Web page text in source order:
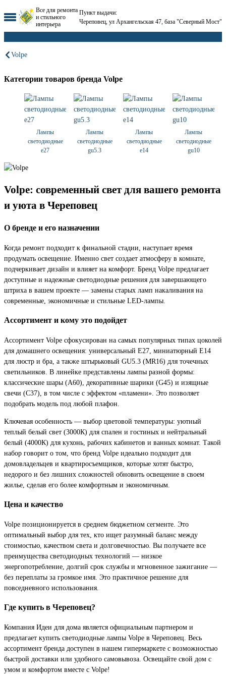
Все для ремонта
и стильного
интерьера
Пункт выдачи:
Череповец, ул Архангельская 47, база "Северный Мост"
Volpe
Категории товаров бренда Volpe
Лампы
светодиодные
е27
Лампы
светодиодные
gu5.3
Лампы
светодиодные
е14
Лампы
светодиодные
gu10
Volpe: современный свет для вашего ремонта
и уюта в Череповец
О бренде и его назначении
Когда ремонт подходит к финальной стадии, наступает время
продумать освещение. Именно свет создает атмосферу в комнате,
подчеркивает дизайн и влияет на комфорт. Бренд Volpe предлагает
доступные и надежные светодиодные решения для завершающего
штриха в вашем проекте — замены старых ламп накаливания на
современные, экономичные и стильные LED-лампы.
Ассортимент и кому это подойдет
Ассортимент Volpe сфокусирован на самых популярных типах цоколей
для домашнего освещения: универсальный E27, миниатюрный E14
для люстр и бра, а также штырьковый GU5.3 (MR16) для точечных
светильников. В линейке представлены лампы разной формы:
классические шары (A60), декоративные шарики (G45) и изящные
свечи (C37), в том числе с эффектом «пламени». Это позволяет
подобрать модель под любой плафон.
Ключевая особенность — выбор цветовой температуры: уютный
теплый белый свет (3000К) для спален и гостиных и нейтральный
белый (4000К) для кухонь, рабочих кабинетов и ванных комнат. Такой
набор говорит о том, что бренд Volpe идеально подходит для
домовладельцев и квартиросъемщиков, которые хотят быстро,
недорого и без лишних сложностей обновить освещение в своем
жилье, сделав его более комфортным и экономичным.
Цена и качество
Volpe позиционируется в среднем бюджетном сегменте. Это
оптимальный выбор для тех, кто ищет разумный баланс между
стоимостью, качеством света и долговечностью. Вы получаете все
преимущества светодиодных технологий — низкое
энергопотребление, долгий срок службы и мгновенное зажигание —
без переплаты за громкое имя. Это практичное решение для
повседневного использования.
Где купить в Череповец?
Компания Идеи для дома является официальным партнером и
предлагает купить светодиодные лампы Volpe в Череповец. Весь
ассортимент бренда доступен в нашем гипермаркете с возможностью
быстрой доставки или удобного самовывоза. Освещайте свой дом с
умом и комфортом вместе с Volpe!